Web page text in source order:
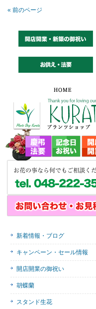
« 前のページ
新着情報・ブログ
キャンペーン・セール情報
開店開業の御祝い
胡蝶蘭
スタンド生花